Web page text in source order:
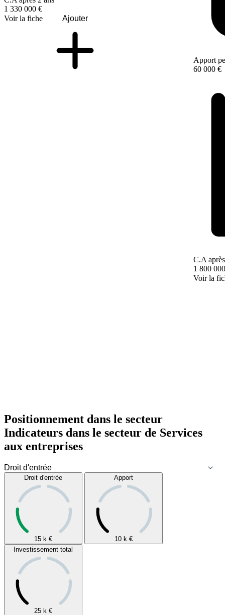
1 330 000 €
Voir la fiche
Ajouter
Apport
60 000 €
C.A
1 800
Voir la
Positionnement dans le secteur
Indicateurs dans le secteur de Services
aux entreprises
Droit d'entrée
15 k €
Apport
10 k €
Investissement total
25 k €